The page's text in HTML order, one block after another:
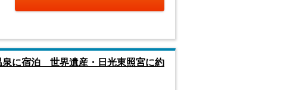
泉に宿泊 世界遺産・日光東照宮に約